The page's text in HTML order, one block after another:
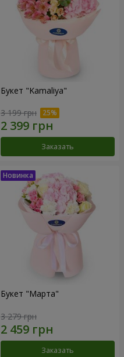
Букет "Kamaliya"
3 199 грн
Заказать
Букет "Марта"
3 279 грн
Заказать